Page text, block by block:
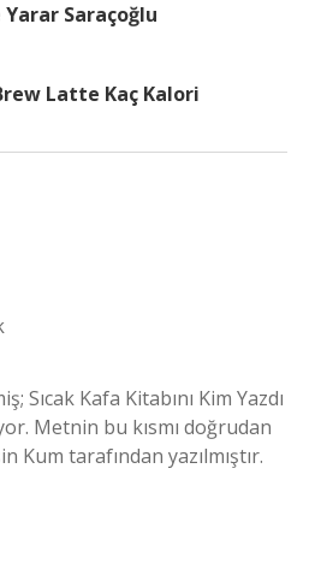
Saraçoğlu
Latte Kaç Kalori
Sıcak Kafa Kitabını Kim Yazdı
Metnin bu kısmı doğrudan
Kum tarafından yazılmıştır.